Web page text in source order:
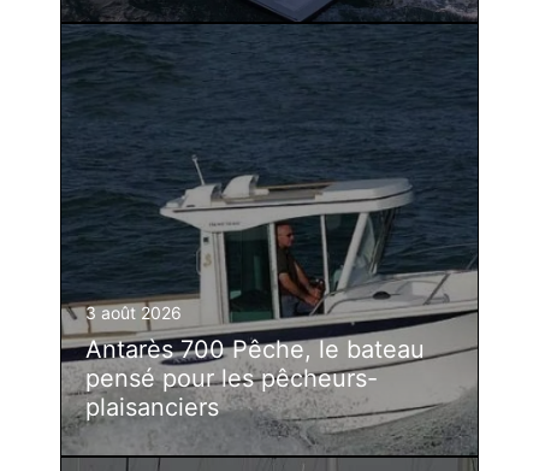
3 août 2026
Antarès 700 Pêche, le bateau
pensé pour les pêcheurs-
plaisanciers